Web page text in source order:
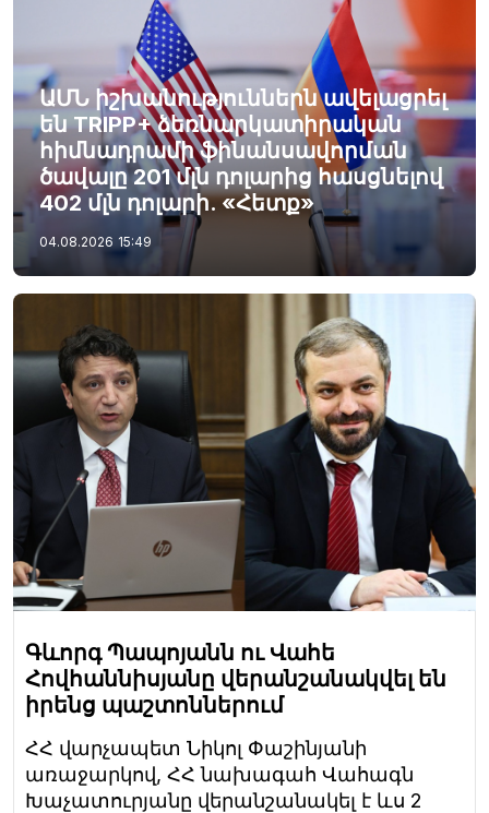
ԱՄՆ իշխանություններն ավելացրել
են TRIPP+ ձեռնարկատիրական
հիմնադրամի ֆինանսավորման
ծավալը 201 մլն դոլարից հասցնելով
402 մլն դոլարի. «Հետք»
04.08.2026 15:49
Գևորգ Պապոյանն ու Վահե
Հովհաննիսյանը վերանշանակվել են
իրենց պաշտոններում
ՀՀ վարչապետ Նիկոլ Փաշինյանի
առաջարկով, ՀՀ նախագահ Վահագն
Խաչատուրյանը վերանշանակել է ևս 2